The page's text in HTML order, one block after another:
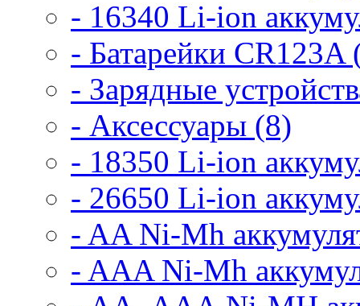
- 16340 Li-ion
- Батарейки CR123A
- Зарядные
- Аксессуары (8)
- 18350 Li-ion
- 26650 Li-ion
- AA Ni-Mh
- AAA Ni-Mh